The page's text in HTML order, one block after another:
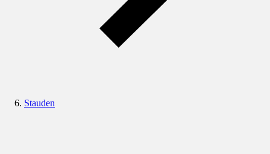
Stauden